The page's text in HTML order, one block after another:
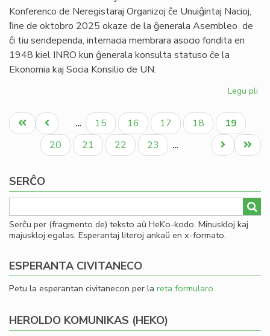
Konferenco de Neregistaraj Organizoj ĉe Unuiĝintaj Nacioj,
ﬁne de oktobro 2025 okaze de la ĝenerala Asembleo de
ĉi tiu sendependa, internacia membrara asocio fondita en
1948 kiel INRO kun ĝenerala konsulta statuso ĉe la
Ekonomia kaj Socia Konsilio de UN.
Legu pli
de
UN
Pagination
Unua
paĝo
Antaŭa
paĝo
… Paĝo
15 Paĝo
16 Paĝo
17 Paĝo
18
Aktuala
paĝo
19
Paĝo
20 Paĝo
21 Paĝo
22 Paĝo
23 …
Last
page
Next
page
SERĈO
Serĉu per (fragmento de) teksto aŭ HeKo-kodo. Minuskloj kaj
majuskloj egalas. Esperantaj literoj ankaŭ en x-formato.
ESPERANTA CIVITANECO
Petu la esperantan civitanecon per la reta formularo.
HEROLDO KOMUNIKAS (HEKO)